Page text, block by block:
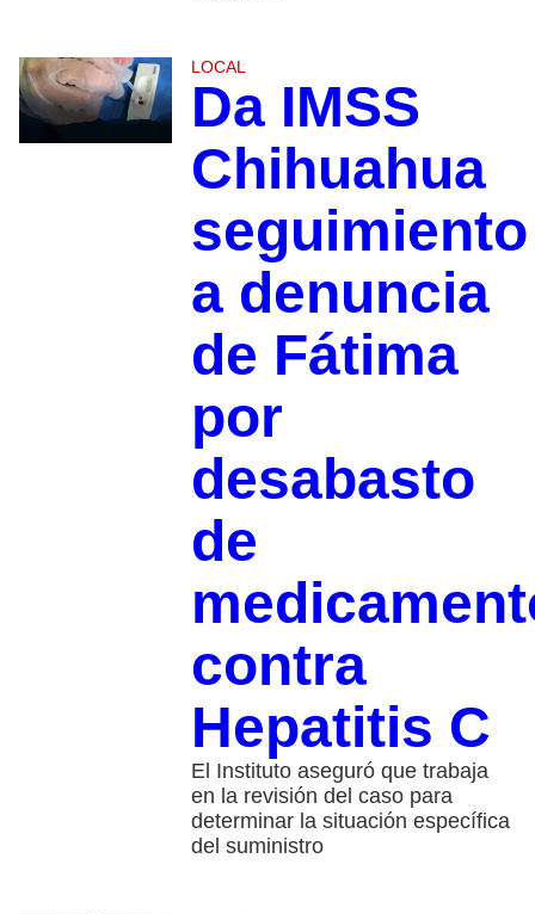
LOCAL
Da IMSS
Chihuahua
seguimiento
a denuncia
de Fátima
por
desabasto
de
contra
Hepatitis C
El Instituto aseguró que trabaja
en la revisión del caso para
determinar la situación específica
del suministro